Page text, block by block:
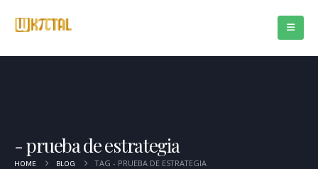
prueba de estrategia
HOME BLOG TAG - PRUEBA DE ESTRATEGIA